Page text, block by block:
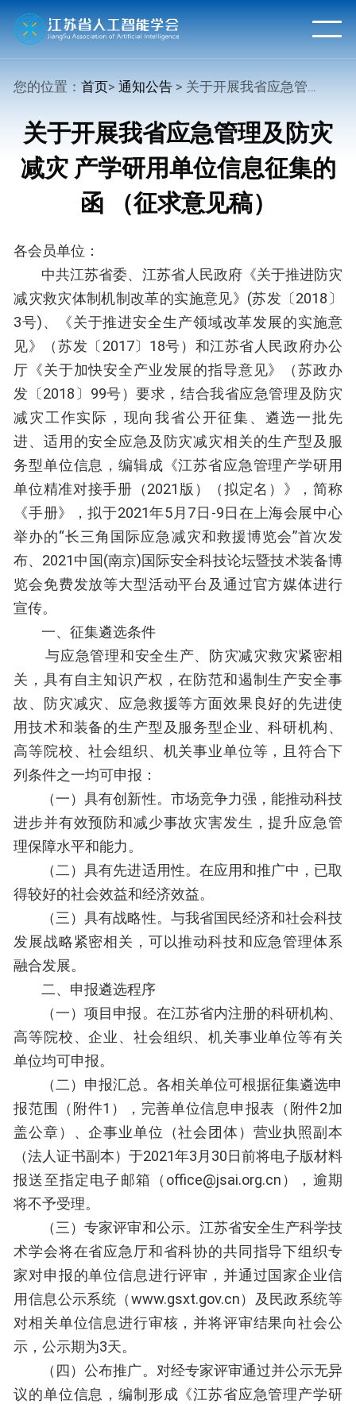
您的位置：首页>通知公告 > 关于开展我省应急管理及防灾减灾 产学研用单位信息征集的函 （征求意见稿）
关于开展我省应急管理及防灾
减灾 产学研用单位信息征集的
函 （征求意见稿）
各会员单位：
中共江苏省委、江苏省人民政府《关于推进防灾
减灾救灾体制机制改革的实施意见》(苏发〔2018〕
3号)、《关于推进安全生产领域改革发展的实施意
见》（苏发〔2017〕18号）和江苏省人民政府办公
厅《关于加快安全产业发展的指导意见》（苏政办
发〔2018〕99号）要求，结合我省应急管理及防灾
减灾工作实际，现向我省公开征集、遴选一批先
进、适用的安全应急及防灾减灾相关的生产型及服
务型单位信息，编辑成《江苏省应急管理产学研用
单位精准对接手册（2021版）（拟定名）》，简称
《手册》，拟于2021年5月7日-9日在上海会展中心
举办的“长三角国际应急减灾和救援博览会”首次发
布、2021中国(南京)国际安全科技论坛暨技术装备博
览会免费发放等大型活动平台及通过官方媒体进行
宣传。
一、征集遴选条件
与应急管理和安全生产、防灾减灾救灾紧密相
关，具有自主知识产权，在防范和遏制生产安全事
故、防灾减灾、应急救援等方面效果良好的先进使
用技术和装备的生产型及服务型企业、科研机构、
高等院校、社会组织、机关事业单位等，且符合下
列条件之一均可申报：
（一）具有创新性。市场竞争力强，能推动科技
进步并有效预防和减少事故灾害发生，提升应急管
理保障水平和能力。
（二）具有先进适用性。在应用和推广中，已取
得较好的社会效益和经济效益。
（三）具有战略性。与我省国民经济和社会科技
发展战略紧密相关，可以推动科技和应急管理体系
融合发展。
二、申报遴选程序
（一）项目申报。在江苏省内注册的科研机构、
高等院校、企业、社会组织、机关事业单位等有关
单位均可申报。
（二）申报汇总。各相关单位可根据征集遴选申
报范围（附件1），完善单位信息申报表（附件2加
盖公章）、企事业单位（社会团体）营业执照副本
（法人证书副本）于2021年3月30日前将电子版材料
报送至指定电子邮箱（office@jsai.org.cn），逾期
将不予受理。
（三）专家评审和公示。江苏省安全生产科学技
术学会将在省应急厅和省科协的共同指导下组织专
家对申报的单位信息进行评审，并通过国家企业信
用信息公示系统（www.gsxt.gov.cn）及民政系统等
对相关单位信息进行审核，并将评审结果向社会公
示，公示期为3天。
（四）公布推广。对经专家评审通过并公示无异
议的单位信息，编制形成《江苏省应急管理产学研